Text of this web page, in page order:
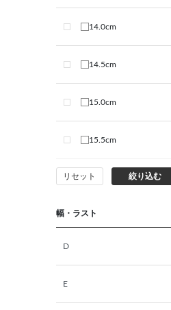
14.0cm
14.5cm
15.0cm
15.5cm
16.0cm
リセット 絞り込む
幅・ラスト
D
E